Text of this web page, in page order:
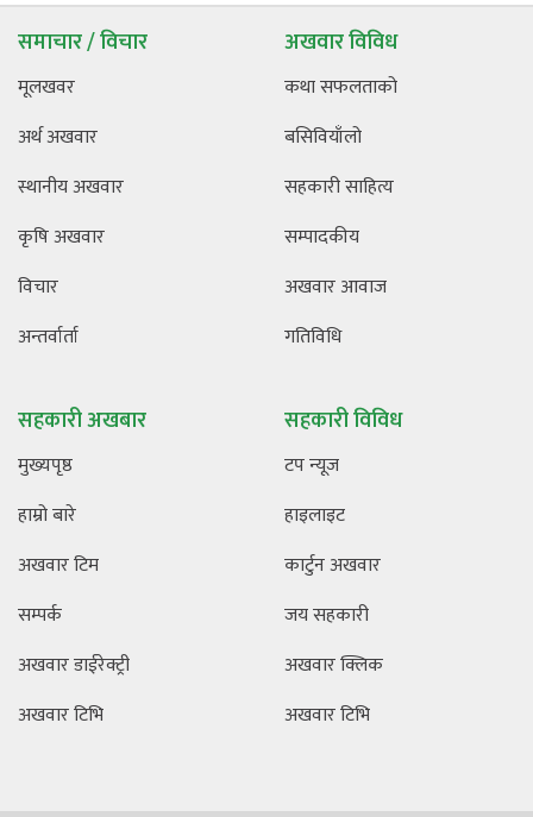
समाचार / विचार
मूलखवर
अर्थ अखवार
स्थानीय अखवार
कृषि अखवार
विचार
अन्तर्वार्ता
अखवार विविध
कथा सफलताको
बसिवियाँलो
सहकारी साहित्य
सम्पादकीय
अखवार आवाज
गतिविधि
सहकारी अखबार
मुख्यपृष्ठ
हाम्रो बारे
अखवार टिम
सम्पर्क
अखवार डाईरेक्ट्री
अखवार टिभि
सहकारी विविध
टप न्यूज
हाइलाइट
कार्टुन अखवार
जय सहकारी
अखवार क्लिक
अखवार टिभि